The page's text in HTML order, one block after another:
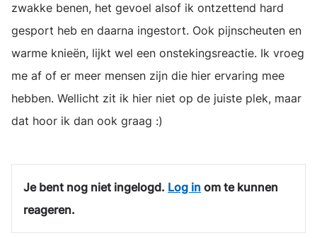
zwakke benen, het gevoel alsof ik ontzettend hard
gesport heb en daarna ingestort. Ook pijnscheuten en
warme knieën, lijkt wel een onstekingsreactie. Ik vroeg
me af of er meer mensen zijn die hier ervaring mee
hebben. Wellicht zit ik hier niet op de juiste plek, maar
dat hoor ik dan ook graag :)
Je bent nog niet ingelogd. Log in om te kunnen
reageren.